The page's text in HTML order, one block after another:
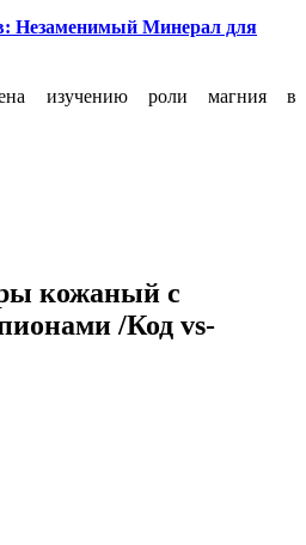
Незаменимый Минерал для
изучению роли магния в
кожаный с
/Код vs-